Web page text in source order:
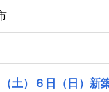
土）６日（日）新